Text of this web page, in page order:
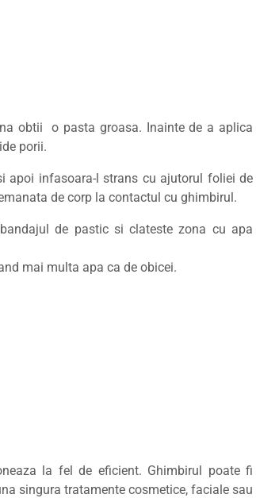
obtii o pasta groasa. Inainte de a aplica
porii.
apoi infasoara-l strans cu ajutorul foliei de
de corp la contactul cu ghimbirul.
de pastic si clateste zona cu apa
mai multa apa ca de obicei.
la fel de eficient. Ghimbirul poate fi
singura tratamente cosmetice, faciale sau